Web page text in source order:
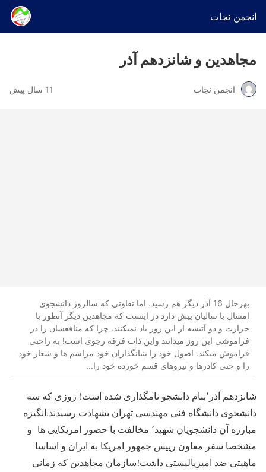
انجمن نجات
مجاهدین و شانزدهم آذر
انجمن نجات 11 سال پیش
بهرحال 16 آذر دیگر هم رسید. اما تفاوتی که سالروز دانشجوی
امسال با سالیان پیش دارد در اینست که مجاهدین دیگر آنطور با
حرارت و دو آتیشه از این روز یاد نمیکنند. چرا که منافعشان را در
فراموشی این روز میدانند واین ذات فرقه رجوی است! به راحتی
فراموش میکند. اصول خود را بنیانگذاران خود مراسم ها و شعار خود
را و حتی کادرها و نیروهای قسم خورده خود را...
شانزدهم آذر٬بنام دانشجو نامگذاری شده است! روزی که سه
دانشجوی دانشگاه فنی مهندسی تهران بشهادت رسیدند.انگیزه
مبارزه آن دانشجویان شهید٬ مخالفت با حضور امریکایی ها و
مشخصا سفر معاون رییس جمهور امریکا به ایران و اساسا
ماهیتی ضد امپریالیستی داشت!سازمان مجاهدین که زمانی